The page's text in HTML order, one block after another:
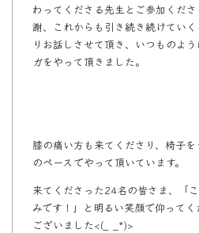
わってくださる先生とご参加くだ
謝、これからも引き続き続けてい
りお話しさせて頂き、いつものよ
ガをやって頂きました。
膝の痛い方も来てくださり、椅子
のペースでやって頂いています。
来てくださった24名の皆さま、「
みです！」と明るい笑顔で仰って
ございました<(_ _*)>